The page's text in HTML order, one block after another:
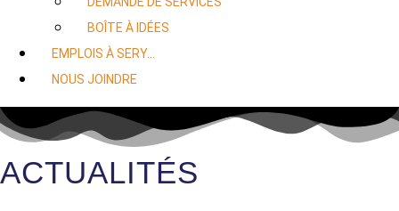
BOÎTE À IDÉES
EMPLOIS À SERY…
NOUS JOINDRE
ACTUALITÉS